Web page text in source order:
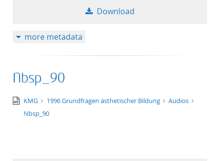
Download
more metadata
Nbsp_90
audio/x-
wav
KMG 1996 Grundfragen ästhetischer Bildung
Audios
Nbsp_90